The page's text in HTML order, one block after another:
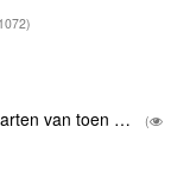
1072)
van toen …
(